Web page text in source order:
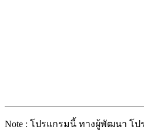
Note : โปรแกรมนี้ ทางผู้พัฒนา โปร